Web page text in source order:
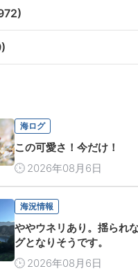
海ログ
この可愛さ！今だけ！
2026年08月6日
海況情報
ややウネリあり。揺られ
グとなりそうです。
2026年08月6日